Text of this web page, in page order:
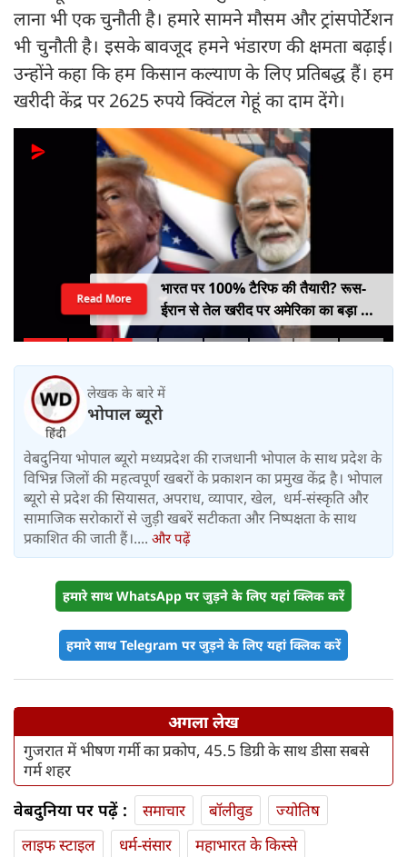
लाना भी एक चुनौती है। हमारे सामने मौसम और ट्रांसपोर्टेशन
भी चुनौती है। इसके बावजूद हमने भंडारण की क्षमता बढ़ाई।
उन्होंने कहा कि हम किसान कल्याण के लिए प्रतिबद्ध हैं। हम
खरीदी केंद्र पर 2625 रुपये क्विंटल गेहूं का दाम देंगे।
भारत पर 100% टैरिफ की तैयारी? रूस-
ईरान से तेल खरीद पर अमेरिका का बड़ा वार,
सीनेट में बिल पास
Read More
लेखक के बारे में
भोपाल ब्यूरो
वेबदुनिया भोपाल ब्यूरो मध्यप्रदेश की राजधानी भोपाल के साथ प्रदेश के
विभिन्न जिलों की महत्वपूर्ण खबरों के प्रकाशन का प्रमुख केंद्र है। भोपाल
ब्यूरो से प्रदेश की सियासत, अपराध, व्यापार, खेल, धर्म-संस्कृति और
सामाजिक सरोकारों से जुड़ी खबरें सटीकता और निष्पक्षता के साथ
प्रकाशित की जाती हैं।.... और पढ़ें
हमारे साथ WhatsApp पर जुड़ने के लिए यहां क्लिक करें
हमारे साथ Telegram पर जुड़ने के लिए यहां क्लिक करें
अगला लेख
गुजरात में भीषण गर्मी का प्रकोप, 45.5 डिग्री के साथ डीसा सबसे
गर्म शहर
वेबदुनिया पर पढ़ें : समाचार बॉलीवुड
ज्योतिष
लाइफ स्‍टाइल
धर्म-संसार
महाभारत के किस्से